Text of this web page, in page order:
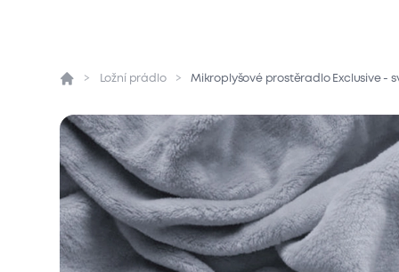
Přehled Parametry Popis produktu
Ložní prádlo Mikroplyšové prostěradlo Exclusive -